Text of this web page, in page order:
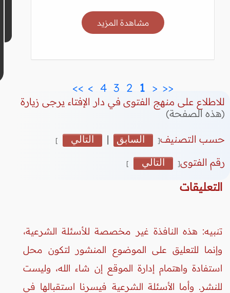
مشاهدة المزيد
<<
<
1
2
>
>>
للاطلاع على منهج الفتوى في دار الإفتاء يرجى زيارة
(هذه الصفحة)
حسب التصنيف[ السابق | التالي ]
رقم الفتوى[ التالي ]
التعليقات
تنبيه: هذه النافذة غير مخصصة للأسئلة الشرعية،
وإنما للتعليق على الموضوع المنشور لتكون محل
استفادة واهتمام إدارة الموقع إن شاء الله، وليست
للنشر. وأما الأسئلة الشرعية فيسرنا استقبالها في